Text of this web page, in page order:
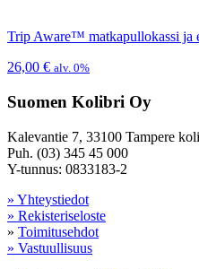
Trip Aware™ matkapullokassi ja
26,00 € alv. 0%
Suomen Kolibri Oy
Kalevantie 7, 33100 Tampere
Puh. (03) 345 45 000
Y-tunnus: 0833183-2
» Yhteystiedot
» Rekisteriseloste
» Toimitusehdot
» Vastuullisuus